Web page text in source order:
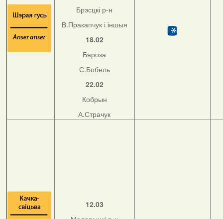
Брэсцкі р-н
В.Пракапчук і іншыя
18.02
Бяроза
С.Бобель
22.02
Кобрын
А.Страчук
12.03